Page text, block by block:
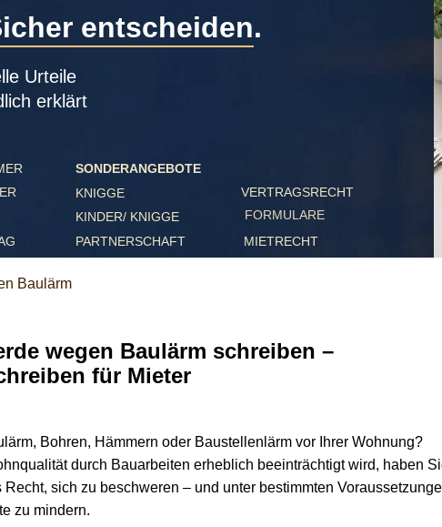
wegen Baulärm schreiben –
für Mieter
Bohren, Hämmern oder Baustellenlärm vor Ihrer Wohnung?
durch Bauarbeiten erheblich beeinträchtigt wird, haben Sie
sich zu beschweren – und unter bestimmten Voraussetzungen
mindern.
entscheiden.
Urteile
erklärt
MIETRECHT
VERTRAGSRECHT
FORMULARE
SONDERANGEBOTE
KNIGGE
KINDER/ KNIGGE
PARTNERSCHAFT